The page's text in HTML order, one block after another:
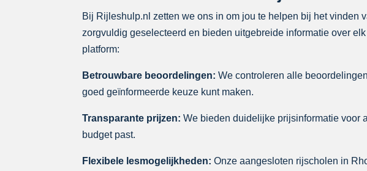
Bij Rijleshulp.nl zetten we ons in om jou te helpen bij het vinden
zorgvuldig geselecteerd en bieden uitgebreide informatie over
platform:
Betrouwbare beoordelingen: We controleren alle
goed geïnformeerde keuze kunt maken.
Transparante prijzen: We bieden duidelijke prijsinformatie voor
budget past.
Flexibele lesmogelijkheden: Onze aangesloten rijscholen in